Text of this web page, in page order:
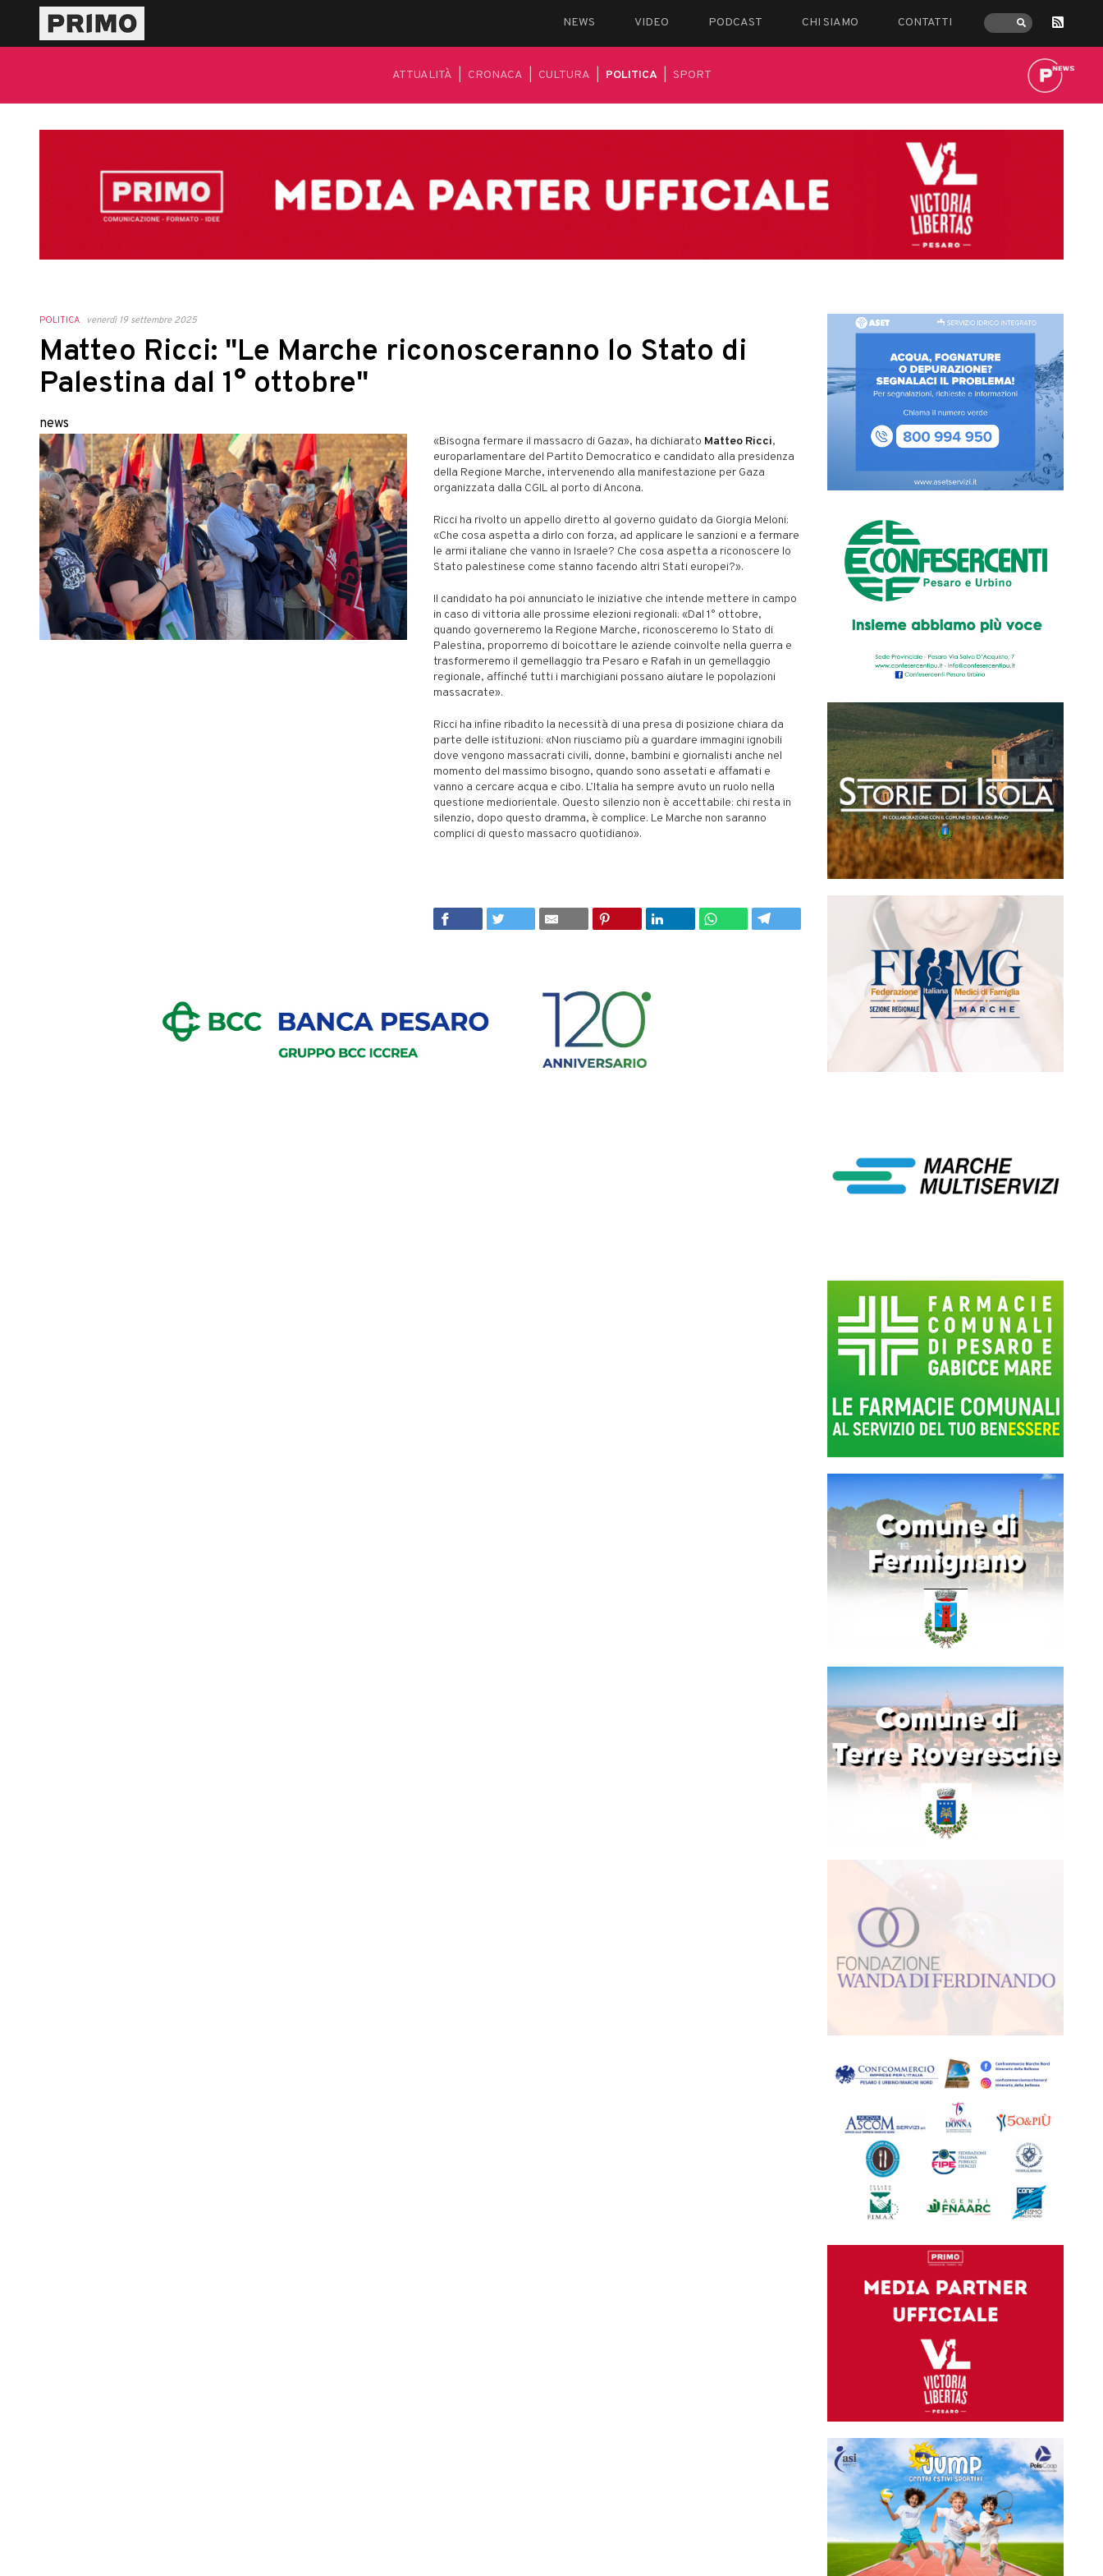
NEWS VIDEO PODCAST CHI SIAMO CONTATTI
ATTUALITÀ CRONACA CULTURA POLITICA SPORT
POLITICA venerdì 19 settembre 2025
Matteo Ricci: "Le Marche riconosceranno lo Stato di
Palestina dal 1° ottobre"
news
«Bisogna fermare il massacro di Gaza», ha dichiarato Matteo Ricci,
europarlamentare del Partito Democratico e candidato alla presidenza
della Regione Marche, intervenendo alla manifestazione per Gaza
organizzata dalla CGIL al porto di Ancona.
Ricci ha rivolto un appello diretto al governo guidato da Giorgia Meloni:
«Che cosa aspetta a dirlo con forza, ad applicare le sanzioni e a fermare
le armi italiane che vanno in Israele? Che cosa aspetta a riconoscere lo
Stato palestinese come stanno facendo altri Stati europei?».
Il candidato ha poi annunciato le iniziative che intende mettere in campo
in caso di vittoria alle prossime elezioni regionali: «Dal 1° ottobre,
quando governeremo la Regione Marche, riconosceremo lo Stato di
Palestina, proporremo di boicottare le aziende coinvolte nella guerra e
trasformeremo il gemellaggio tra Pesaro e Rafah in un gemellaggio
regionale, affinché tutti i marchigiani possano aiutare le popolazioni
massacrate».
Ricci ha infine ribadito la necessità di una presa di posizione chiara da
parte delle istituzioni: «Non riusciamo più a guardare immagini ignobili
dove vengono massacrati civili, donne, bambini e giornalisti anche nel
momento del massimo bisogno, quando sono assetati e affamati e
vanno a cercare acqua e cibo. L’Italia ha sempre avuto un ruolo nella
questione mediorientale. Questo silenzio non è accettabile: chi resta in
silenzio, dopo questo dramma, è complice. Le Marche non saranno
complici di questo massacro quotidiano».